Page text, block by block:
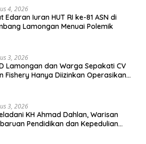
4, 2026
Edaran Iuran HUT RI ke-81 ASN di
Lamongan Menuai Polemik
3, 2026
Lamongan dan Warga Sepakati CV
Fishery Hanya Diizinkan Operasikan
3, 2026
KH Ahmad Dahlan, Warisan
Pendidikan dan Kepedulian